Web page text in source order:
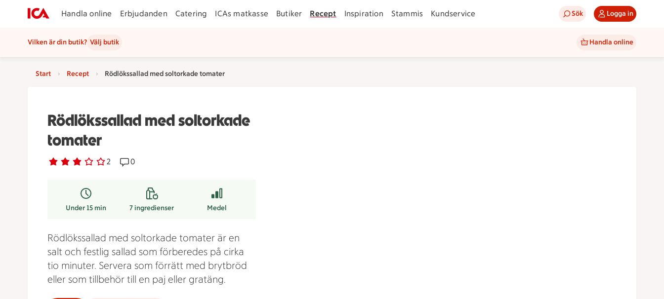
Handla online Erbjudanden Catering ICAs matkasse Butiker Recept Inspiration Stammis Kundservice Sök Logga in
Vilken är din butik? Välj butik Handla online
Start Recept Rödlökssallad med soltorkade tomater
Rödlökssallad med soltorkade
tomater
Betyg 3 av 5. 2
2 personer har röstatReceptet har 0 kommentarer
0
Under 15 min 7ingredienser Medel
Rödlökssallad med soltorkade tomater är en
salt och festlig sallad som förberedes på cirka
tio minuter. Servera som förrätt med brytbröd
eller som tillbehör till en paj eller gratäng.